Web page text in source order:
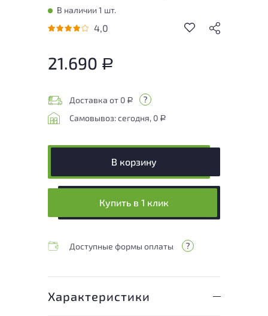
В наличии 1 шт.
4,0
21.690 Р
Доставка от 0 Р
Самовывоз: сегодня, 0 Р
В корзину
Купить в 1 клик
Доступные формы оплаты
Характеристики